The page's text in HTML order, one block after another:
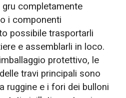
completamente
i componenti
possibile trasportarli
e assemblarli in loco.
protettivo, le
travi principali sono
ruggine e i fori dei bulloni